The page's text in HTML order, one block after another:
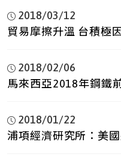
2018/03/12
貿易摩擦升溫 台積極
2018/02/06
馬來西亞2018年鋼鐵
2018/01/22
浦項經濟研究所：美